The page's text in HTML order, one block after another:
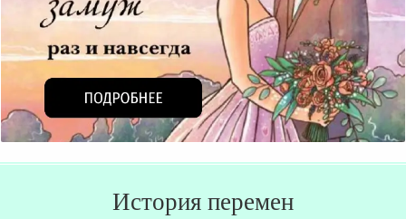
История перемен